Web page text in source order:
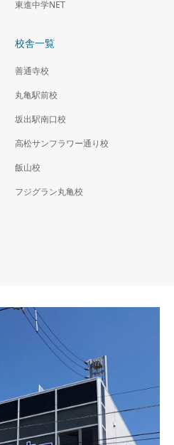
東進中学NET
校舎一覧
善通寺校
丸亀駅前校
坂出駅南口校
高松サンフラワー通り校
飯山校
フジグラン丸亀校